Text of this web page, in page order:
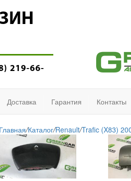
219-66-
Доставка Гарантия Контакты
Главная/Каталог/Renault/Trafic (X83)